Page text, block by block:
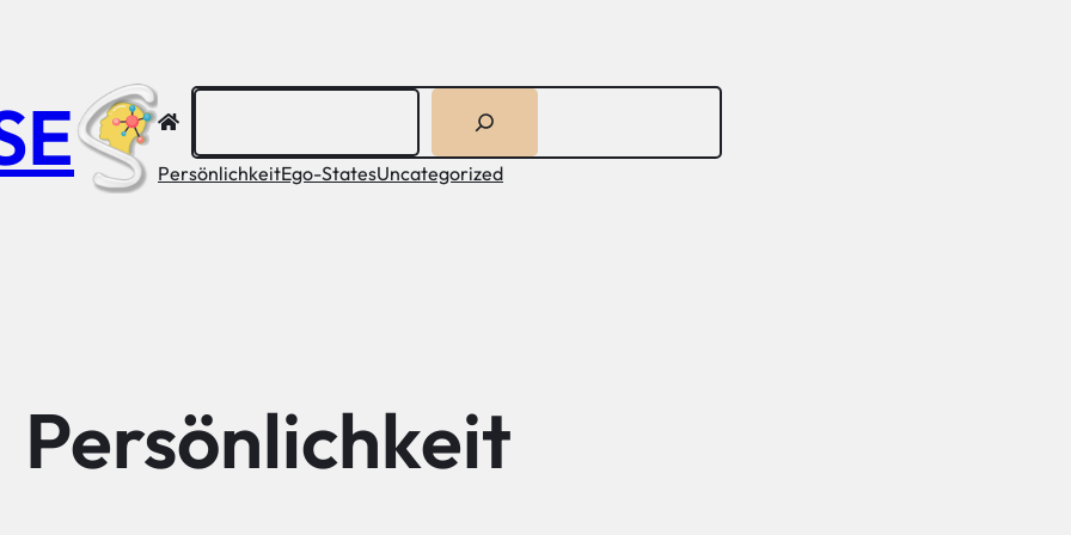
Suchen
PersönlichkeitEgo-StatesUncategorized
Persönlichkeit